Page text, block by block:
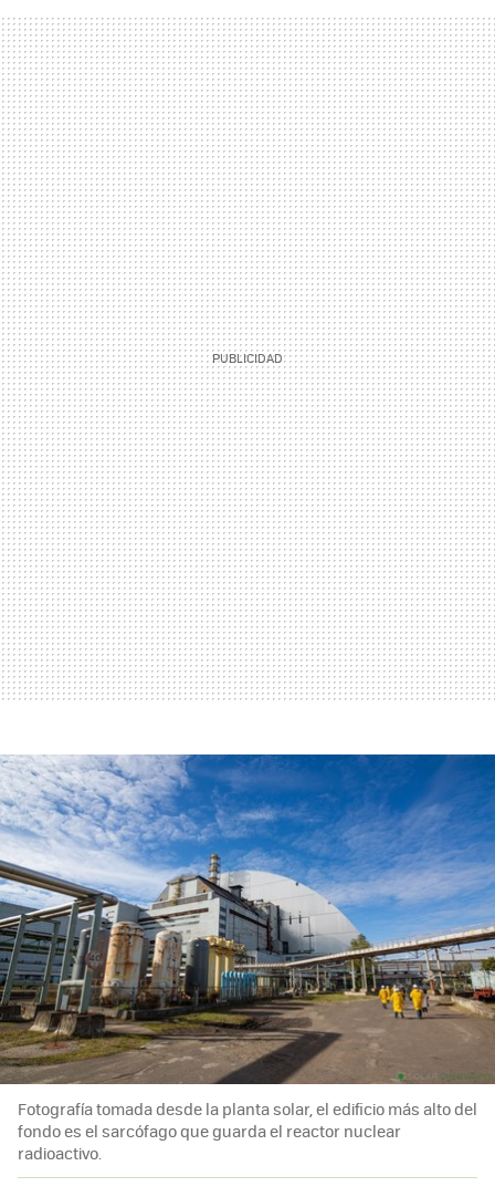
Fotografía tomada desde la planta solar, el edificio más alto del
fondo es el sarcófago que guarda el reactor nuclear
radioactivo.